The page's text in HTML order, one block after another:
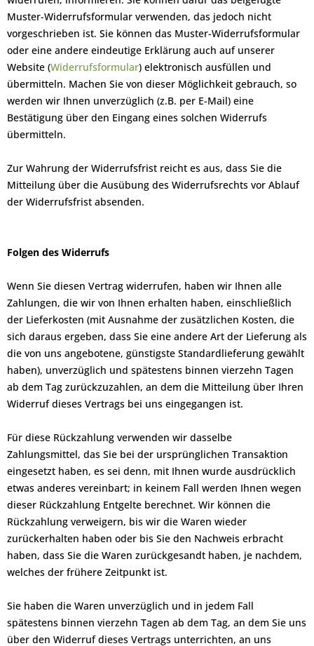
Muster-Widerrufsformular verwenden, das jedoch nicht
vorgeschrieben ist. Sie können das Muster-Widerrufsformular
oder eine andere eindeutige Erklärung auch auf unserer
Website (Widerrufsformular) elektronisch ausfüllen und
übermitteln. Machen Sie von dieser Möglichkeit gebrauch, so
werden wir Ihnen unverzüglich (z.B. per E-Mail) eine
Bestätigung über den Eingang eines solchen Widerrufs
übermitteln.
Zur Wahrung der Widerrufsfrist reicht es aus, dass Sie die
Mitteilung über die Ausübung des Widerrufsrechts vor Ablauf
der Widerrufsfrist absenden.
Folgen des Widerrufs
Wenn Sie diesen Vertrag widerrufen, haben wir Ihnen alle
Zahlungen, die wir von Ihnen erhalten haben, einschließlich
der Lieferkosten (mit Ausnahme der zusätzlichen Kosten, die
sich daraus ergeben, dass Sie eine andere Art der Lieferung als
die von uns angebotene, günstigste Standardlieferung gewählt
haben), unverzüglich und spätestens binnen vierzehn Tagen
ab dem Tag zurückzuzahlen, an dem die Mitteilung über Ihren
Widerruf dieses Vertrags bei uns eingegangen ist.
Für diese Rückzahlung verwenden wir dasselbe
Zahlungsmittel, das Sie bei der ursprünglichen Transaktion
eingesetzt haben, es sei denn, mit Ihnen wurde ausdrücklich
etwas anderes vereinbart; in keinem Fall werden Ihnen wegen
dieser Rückzahlung Entgelte berechnet. Wir können die
Rückzahlung verweigern, bis wir die Waren wieder
zurückerhalten haben oder bis Sie den Nachweis erbracht
haben, dass Sie die Waren zurückgesandt haben, je nachdem,
welches der frühere Zeitpunkt ist.
Sie haben die Waren unverzüglich und in jedem Fall
spätestens binnen vierzehn Tagen ab dem Tag, an dem Sie uns
über den Widerruf dieses Vertrags unterrichten, an uns